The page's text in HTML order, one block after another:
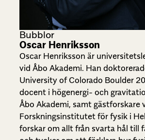
Bubblor
Oscar Henriksson
Oscar Henriksson är
vid Åbo Akademi. Han
University of Colorado Boulder
docent i högenergi- och
Åbo Akademi, samt gästforskare
Forskningsinstitutet för fysik i
forskar om allt från svarta hål till